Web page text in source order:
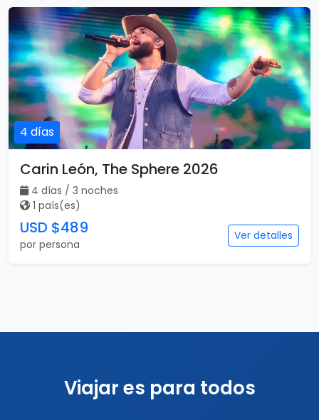
4 días
Carin León, The Sphere 2026
4 días / 3 noches
1 país(es)
USD $489
por persona
Ver detalles
Viajar es para todos